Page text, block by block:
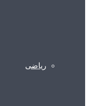
ریاضی